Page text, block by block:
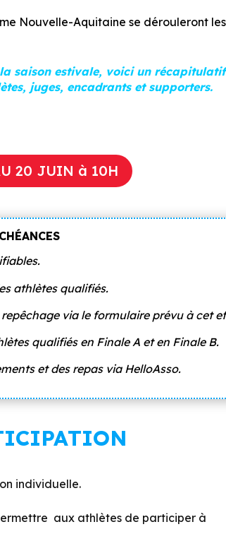
Nouvelle-Aquitaine se dérouleront les
saison estivale, voici un
juges, encadrants et supporters.
20 JUIN à 10H
athlètes qualifiés.
via le formulaire prévu à cet
qualifiés en Finale A et en Finale B.
et des repas via HelloAsso.
individuelle.
aux athlètes de participer à